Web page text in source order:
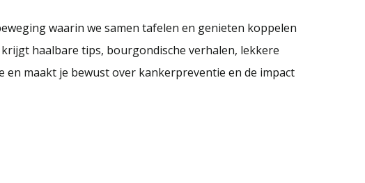
waarin we samen tafelen en genieten koppelen
haalbare tips, bourgondische verhalen, lekkere
maakt je bewust over kankerpreventie en de impact